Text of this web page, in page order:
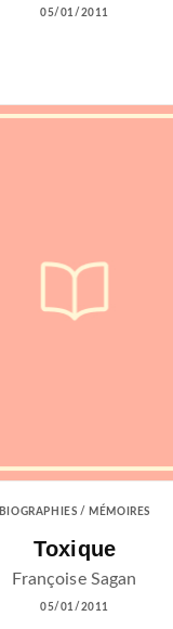
05/01/2011
BIOGRAPHIES / MÉMOIRES
Toxique
Françoise Sagan
05/01/2011